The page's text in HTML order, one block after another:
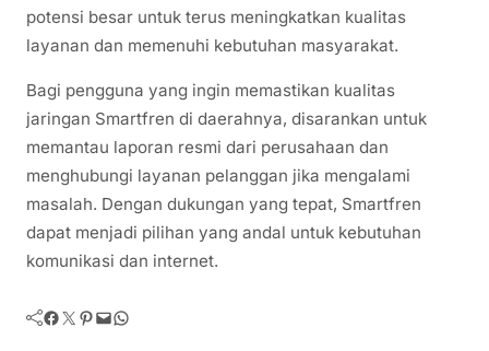
potensi besar untuk terus meningkatkan kualitas
layanan dan memenuhi kebutuhan masyarakat.
Bagi pengguna yang ingin memastikan kualitas
jaringan Smartfren di daerahnya, disarankan untuk
memantau laporan resmi dari perusahaan dan
menghubungi layanan pelanggan jika mengalami
masalah. Dengan dukungan yang tepat, Smartfren
dapat menjadi pilihan yang andal untuk kebutuhan
komunikasi dan internet.
Facebook Twitter Pinterest Mail WhatsApp